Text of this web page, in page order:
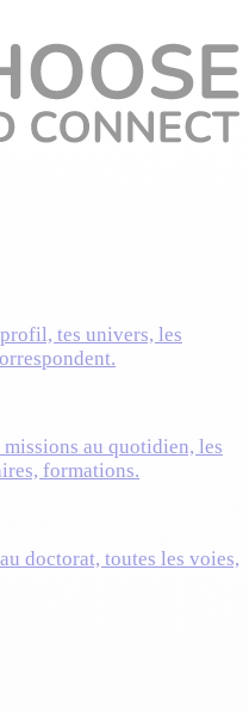
tes univers, les
au quotidien, les
formations.
doctorat, toutes les voies,